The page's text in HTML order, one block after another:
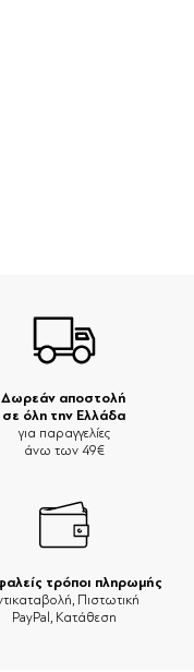
Δωρεάν αποστολή
σε όλη την Ελλάδα
για παραγγελίες
άνω των 49€
τρόποι πληρωμής
Πιστωτική
PayPal, Κατάθεση